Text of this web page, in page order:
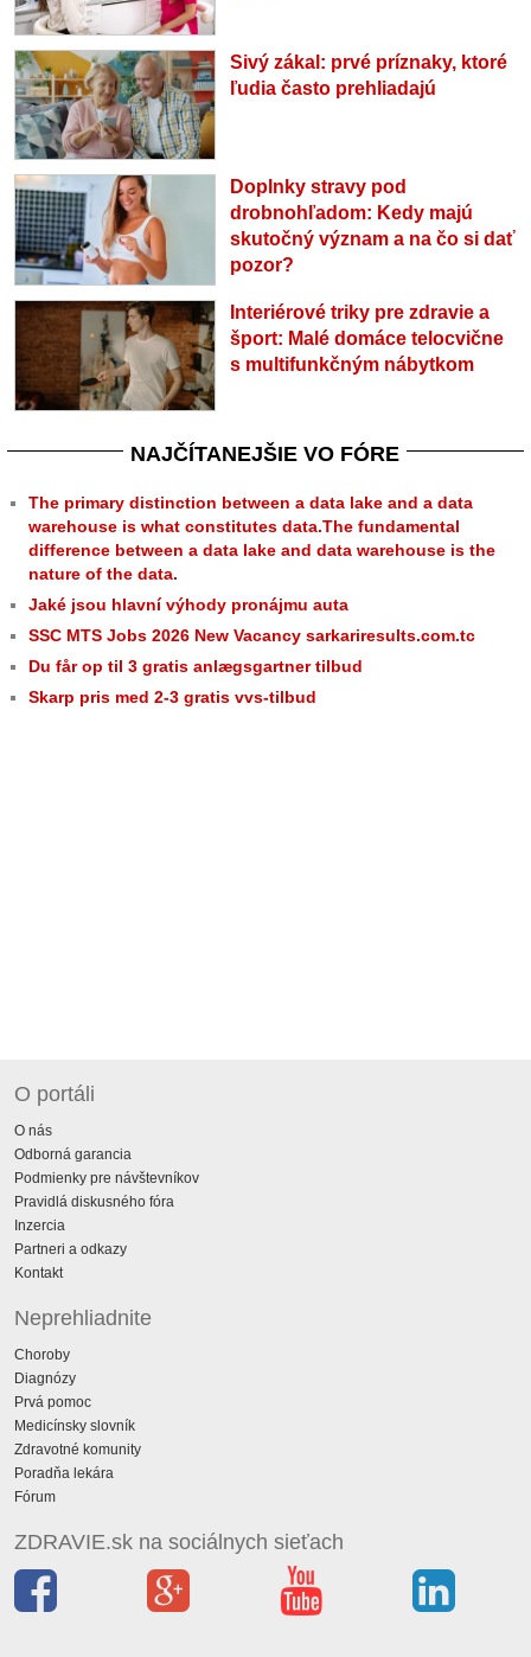
Sivý zákal: prvé príznaky, ktoré
ľudia často prehliadajú
Doplnky stravy pod
drobnohľadom: Kedy majú
skutočný význam a na čo si dať
pozor?
Interiérové triky pre zdravie a
šport: Malé domáce telocvične
s multifunkčným nábytkom
NAJČÍTANEJŠIE VO FÓRE
The primary distinction between a data lake and a data
warehouse is what constitutes data.The fundamental
difference between a data lake and data warehouse is the
nature of the data.
Jaké jsou hlavní výhody pronájmu auta
SSC MTS Jobs 2026 New Vacancy sarkariresults.com.tc
Du får op til 3 gratis anlægsgartner tilbud
Skarp pris med 2-3 gratis vvs-tilbud
O portáli
O nás
Odborná garancia
Podmienky pre návštevníkov
Pravidlá diskusného fóra
Inzercia
Partneri a odkazy
Kontakt
Neprehliadnite
Choroby
Diagnózy
Prvá pomoc
Medicínsky slovník
Zdravotné komunity
Poradňa lekára
Fórum
ZDRAVIE.sk na sociálnych sieťach